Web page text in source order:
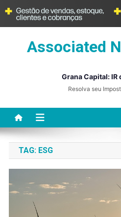
Associated
Grana Capital: IR
Resolva seu
TAG: ESG